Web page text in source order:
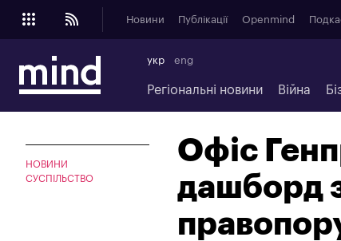
Новини Публікації Openmind
укр eng
Регіональні новини Війна
НОВИНИ
СУСПІЛЬСТВО
Офіс
дашборд